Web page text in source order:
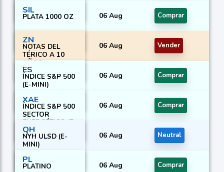
SIL
PLATA 1000 OZ 06 Aug Comprar
ZN
NOTAS DEL
TÉRICO A 10
AÑOS
06 Aug Vender
ES
ÍNDICE S&P 500
(E-MINI)
06 Aug Comprar
XAE
ÍNDICE S&P 500
SECTOR
ENERGÉTICO (E-
MINI)
06 Aug Comprar
QH
NYH ULSD (E-
MINI)
06 Aug Neutral
PL
PLATINO 06 Aug Comprar